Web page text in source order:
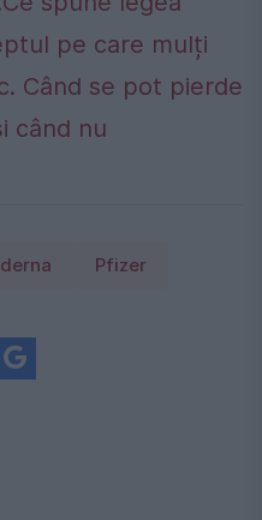
pe care mulți
Când se pot pierde
când nu
Pfizer